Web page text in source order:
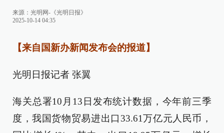
来源： 光明网-《光明日报》
2025-10-14 04:35
【来自国新办新闻发布会的报道】
光明日报记者 张翼
海关总署10月13日发布统计数据，今年前三季
度，我国货物贸易进出口33.61万亿元人民币，